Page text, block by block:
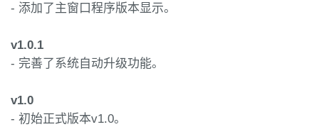
- 添加了主窗口程序版本显示。
v1.0.1
- 完善了系统自动升级功能。
v1.0
- 初始正式版本v1.0。